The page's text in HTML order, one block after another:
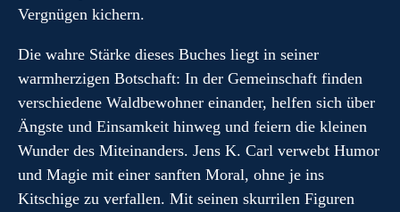
Vergnügen kichern.
Die wahre Stärke dieses Buches liegt in seiner
warmherzigen Botschaft: In der Gemeinschaft finden
verschiedene Waldbewohner einander, helfen sich über
Ängste und Einsamkeit hinweg und feiern die kleinen
Wunder des Miteinanders. Jens K. Carl verwebt Humor
und Magie mit einer sanften Moral, ohne je ins
Kitschige zu verfallen. Mit seinen skurrilen Figuren